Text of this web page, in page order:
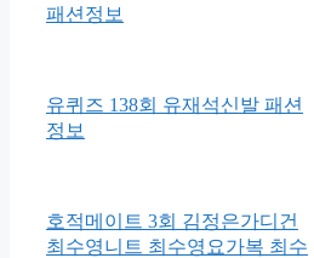
패션정보
유퀴즈 138회 유재석신발 패션
정보
호적메이트 3회 김정은가디건
최수영니트 최수영요가복 최수